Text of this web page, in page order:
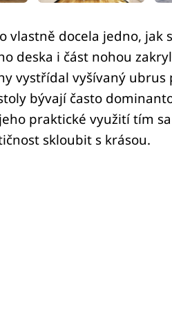
vlastně docela jedno, jak
deska i část nohou
vystřídal vyšívaný ubrus
bývají často
praktické využití tím
skloubit s krásou.